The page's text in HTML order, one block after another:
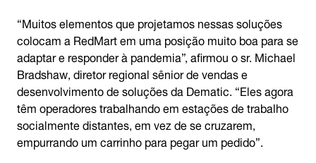
“Muitos elementos que projetamos nessas soluções
colocam a RedMart em uma posição muito boa para se
adaptar e responder à pandemia”, afirmou o sr. Michael
Bradshaw, diretor regional sênior de vendas e
desenvolvimento de soluções da Dematic. “Eles agora
têm operadores trabalhando em estações de trabalho
socialmente distantes, em vez de se cruzarem,
empurrando um carrinho para pegar um pedido”.